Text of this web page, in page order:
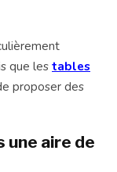
que lestables
proposer des
une aire de